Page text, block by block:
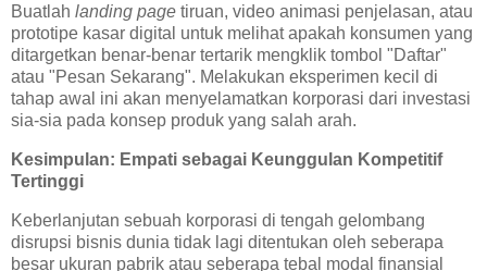
Buatlah landing page tiruan, video animasi penjelasan, atau
prototipe kasar digital untuk melihat apakah konsumen yang
ditargetkan benar-benar tertarik mengklik tombol "Daftar"
atau "Pesan Sekarang". Melakukan eksperimen kecil di
tahap awal ini akan menyelamatkan korporasi dari investasi
sia-sia pada konsep produk yang salah arah.
Kesimpulan: Empati sebagai Keunggulan Kompetitif
Tertinggi
Keberlanjutan sebuah korporasi di tengah gelombang
disrupsi bisnis dunia tidak lagi ditentukan oleh seberapa
besar ukuran pabrik atau seberapa tebal modal finansial